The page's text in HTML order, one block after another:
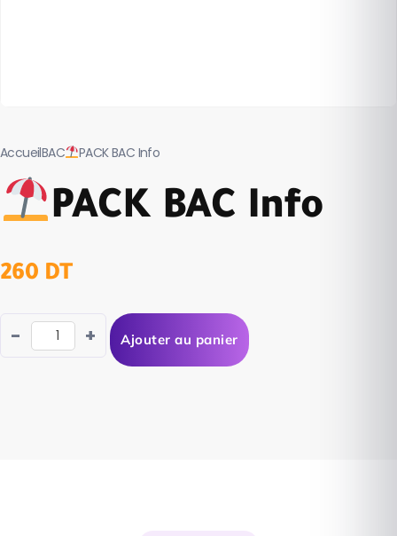
AccueilBAC PACK BAC Info
PACK BAC Info
260 DT
- + Ajouter au panier